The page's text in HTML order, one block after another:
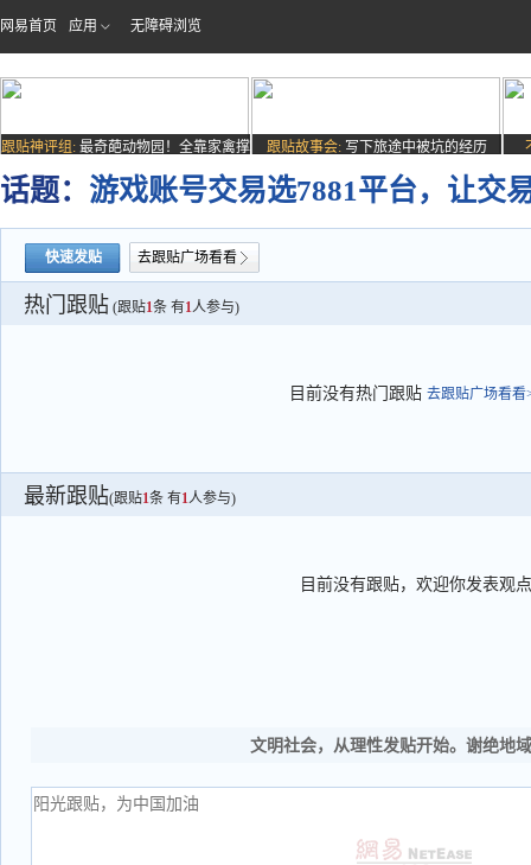
网易首页 应用 无障碍浏览
跟贴神评组: 最奇葩动物园！全靠家禽撑
场子
跟贴故事会: 写下旅途中被坑的经历
话题： 游戏账号交易选7881平台，让交
快速发贴 去跟贴广场看看
热门跟贴 (跟贴1条 有1人参与)
目前没有热门跟贴 去跟贴广场看看
最新跟贴(跟贴1条 有1人参与)
目前没有跟贴，欢迎你发表观点
文明社会，从理性发贴开始。谢绝地